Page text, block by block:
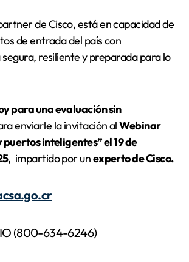
de Cisco, está en capacidad de
de entrada del país con
resiliente y preparada para lo
para una evaluación sin
enviarle la invitación alWebinar
inteligentes” el 19 de
, impartido por unexperto de Cisco.
(800-634-6246)